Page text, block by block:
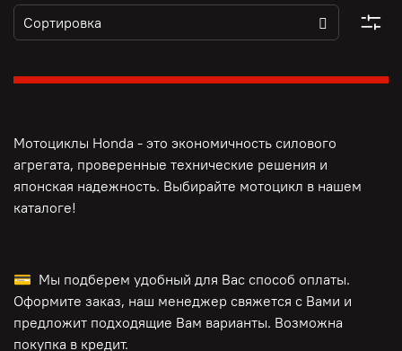
Мотоциклы Honda - это экономичность силового
агрегата, проверенные технические решения и
японская надежность. Выбирайте мотоцикл в нашем
каталоге!
💳 Мы подберем удобный для Вас способ оплаты.
Оформите заказ, наш менеджер свяжется с Вами и
предложит подходящие Вам варианты. Возможна
покупка в кредит.